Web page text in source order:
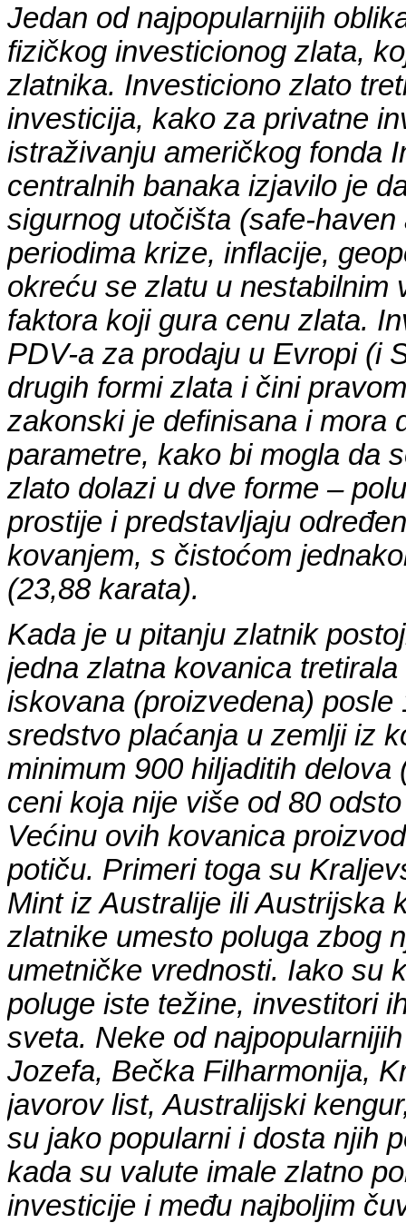
Jedan od najpopularnijih
fizičkog investicionog zlata,
zlatnika. Investiciono zlato
investicija, kako za privatne
istraživanju američkog fonda
centralnih banaka izjavilo je
sigurnog utočišta (safe-
periodima krize, inflacije,
okreću se zlatu u nestabilnim
faktora koji gura cenu zlata.
PDV-a za prodaju u Evropi (i
drugih formi zlata i čini
zakonski je definisana i mora
parametre, kako bi mogla da
zlato dolazi u dve forme –
prostije i predstavljaju
kovanjem, s čistoćom
(23,88 karata).
Kada je u pitanju zlatnik
jedna zlatna kovanica
iskovana (proizvedena)
sredstvo plaćanja u zemlji iz
minimum 900 hiljaditih
ceni koja nije više od 80
Većinu ovih kovanica
potiču. Primeri toga su
Mint iz Australije ili Austrijska
zlatnike umesto poluga zbog
umetničke vrednosti. Iako su
poluge iste težine, investitori
sveta. Neke od
Jozefa, Bečka Filharmonija,
javorov list, Australijski
su jako popularni i dosta njih
kada su valute imale zlatno
investicije i među najboljim